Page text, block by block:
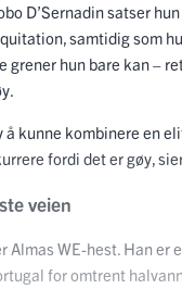
D’Sernadin satser
samtidig som
grener hun bare kan –
å kunne kombinere en
fordi det er gøy,
veien
Almas WE-hest. Han er
for omtrent